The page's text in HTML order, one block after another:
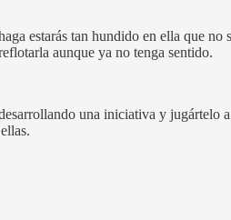
estarás tan hundido en ella que
aunque ya no tenga sentido.
una iniciativa y jugártelo